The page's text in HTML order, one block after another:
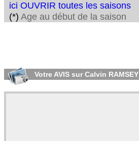
ici OUVRIR toutes les saisons
(*) Age au début de la saison
Votre AVIS sur Calvin RAMSEY